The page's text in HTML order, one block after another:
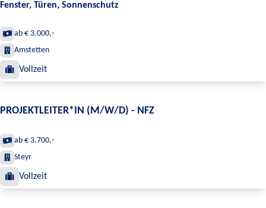
Fenster, Türen, Sonnenschutz
ab € 3.000,-
Amstetten
Vollzeit
PROJEKTLEITER*IN (M/W/D) - NFZ
ab € 3.700,-
Steyr
Vollzeit